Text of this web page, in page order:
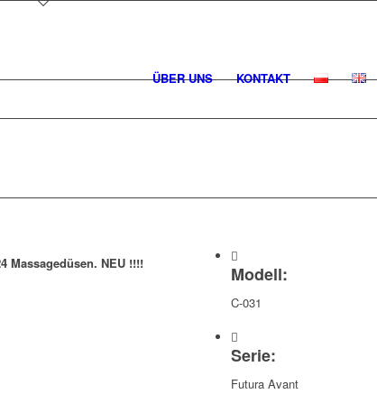
ÜBER UNS KONTAKT
Massagedüsen. NEU !!!! Modell:
C-031
Serie:
Futura Avant